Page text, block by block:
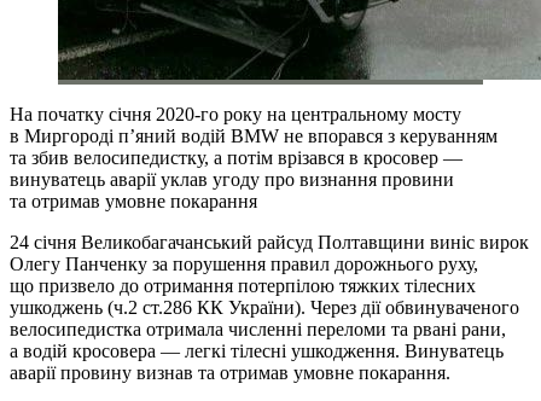
На початку січня 2020-го року на центральному мосту
в Миргороді п’яний водій BMW не впорався з керуванням
та збив велосипедистку, а потім врізався в кросовер —
винуватець аварії уклав угоду про визнання провини
та отримав умовне покарання
24 січня Великобагачанський райсуд Полтавщини виніс вирок
Олегу Панченку за порушення правил дорожнього руху,
що призвело до отримання потерпілою тяжких тілесних
ушкоджень (ч.2 ст.286 КК України). Через дії обвинуваченого
велосипедистка отримала численні переломи та рвані рани,
а водій кросовера — легкі тілесні ушкодження. Винуватець
аварії провину визнав та отримав умовне покарання.